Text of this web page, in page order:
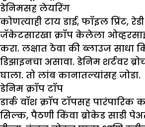
डेनिमसह लेयरिंग
कोणत्याही टाय डाई, फॉइल प्रिंट,
जॅकेटसारखा क्रॉप केलेला
करा. लक्षात ठेवा की ब्लाउज साधा
डिझाइनचा असावा. डेनिम शर्टवर
घाला. तो लांब कानातल्यांसह जोडा.
डेनिम क्रॉप टॉप
डार्क वॉश क्रॉप टॉपसह पारंपारिक
सिल्क, पैठणी किंवा ब्रोकेड साडी